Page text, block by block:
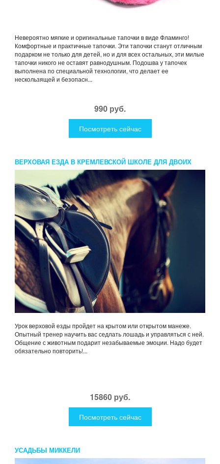
Невероятно мягкие и оригинальные тапочки в виде Фламинго!
Комфортные и практичные тапочки. Эти тапочки станут отличным
подарком не только для детей, но и для всех остальных, эти милые
тапочки никого не оставят равнодушным. Подошва у тапочек
выполнена по специальной технологии, что делает ее
нескользящей и безопасн...
990 руб.
Посмотреть сейчас
ВЕРХОВАЯ ЕЗДА В КРЕМЛЕВСКОЙ ШКОЛЕ ДЛЯ ДВОИХ
Урок верховой езды пройдет на крытом или открытом манеже.
Опытный тренер научить вас седлать лошадь и управляться с ней.
Общение с животным подарит незабываемые эмоции. Надо будет
обязательно повторить!...
15860 руб.
Посмотреть сейчас
УСАДЬБЫ МИККЕЛИ